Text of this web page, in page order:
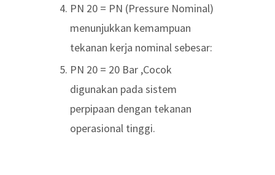
PN 20 = PN (Pressure Nominal)
menunjukkan kemampuan
tekanan kerja nominal sebesar:
PN 20 = 20 Bar ,Cocok
digunakan pada sistem
perpipaan dengan tekanan
operasional tinggi.